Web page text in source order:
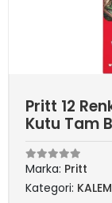
Pritt 12
Kutu Tam
Marka: Pritt
Kategori: